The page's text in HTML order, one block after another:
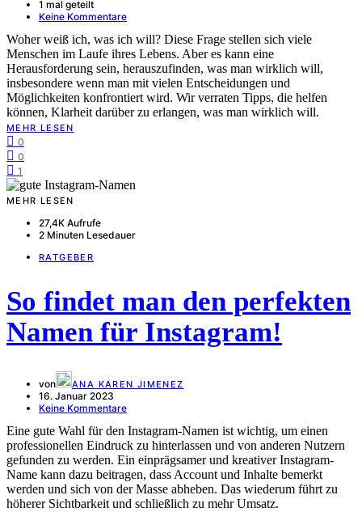
1 mal geteilt
Keine Kommentare
Woher weiß ich, was ich will? Diese Frage stellen sich viele
Menschen im Laufe ihres Lebens. Aber es kann eine
Herausforderung sein, herauszufinden, was man wirklich will,
insbesondere wenn man mit vielen Entscheidungen und
Möglichkeiten konfrontiert wird. Wir verraten Tipps, die helfen
können, Klarheit darüber zu erlangen, was man wirklich will.
MEHR LESEN
0
0
1
MEHR LESEN
27,4K Aufrufe
2 Minuten Lesedauer
RATGEBER
So findet man den perfekten
Namen für Instagram!
von ANA KAREN JIMENEZ
16. Januar 2023
Keine Kommentare
Eine gute Wahl für den Instagram-Namen ist wichtig, um einen
professionellen Eindruck zu hinterlassen und von anderen Nutzern
gefunden zu werden. Ein einprägsamer und kreativer Instagram-
Name kann dazu beitragen, dass Account und Inhalte bemerkt
werden und sich von der Masse abheben. Das wiederum führt zu
höherer Sichtbarkeit und schließlich zu mehr Umsatz.